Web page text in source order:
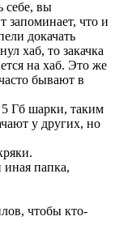
себе, вы
запоминает, что и
докачать
хаб, то закачка
на хаб. Это же
бывают в
5 Гб шарки, таким
у других, но
иная папка,
чтобы кто-